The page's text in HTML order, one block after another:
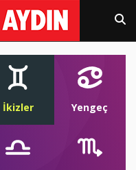
İkizler Yengeç